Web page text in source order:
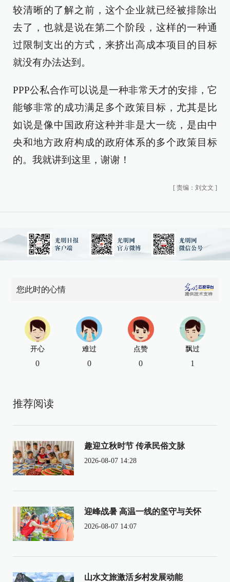
较清晰的了解之前，这个企业就已经被排除出
去了，也就是说在第二个阶段，这样的一种通
过限制支出的方式，来挤出高成本项目的目标
就没有办法达到。
PPP公私合作可以说是一种非常天才的安排，它
能够非常的成功满足多个政策目标，尤其是比
如说是像中国政府这种并非是大一统，是由中
央和地方政府构成的政府体系的多个政策目标
的。我就讲到这里，谢谢！
[ 责编：刘文文 ]
您此时的心情
开心
0
难过
0
点赞
0
飘过
1
推荐阅读
趣迎立秋时节 传承民俗文脉
2026-08-07 14:28
迎峰战暑 高温一线的坚守与关怀
2026-08-07 14:07
山水文旅激活乡村发展动能